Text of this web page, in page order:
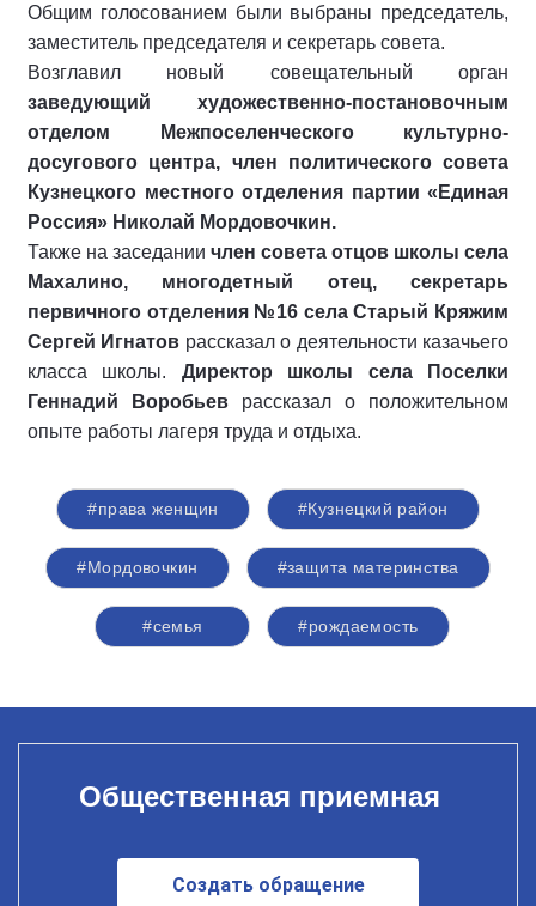
Общим голосованием были выбраны председатель,
заместитель председателя и секретарь совета.
Возглавил новый совещательный орган
заведующий художественно-постановочным
отделом Межпоселенческого культурно-
досугового центра, член политического совета
Кузнецкого местного отделения партии «Единая
Россия» Николай Мордовочкин.
Также на заседании член совета отцов школы села
Махалино, многодетный отец, секретарь
первичного отделения №16 села Старый Кряжим
Сергей Игнатов рассказал о деятельности казачьего
класса школы. Директор школы села Поселки
Геннадий Воробьев рассказал о положительном
опыте работы лагеря труда и отдыха.
#права женщин #Кузнецкий район
#Мордовочкин #защита материнства
#семья #рождаемость
Общественная приемная
Создать обращение